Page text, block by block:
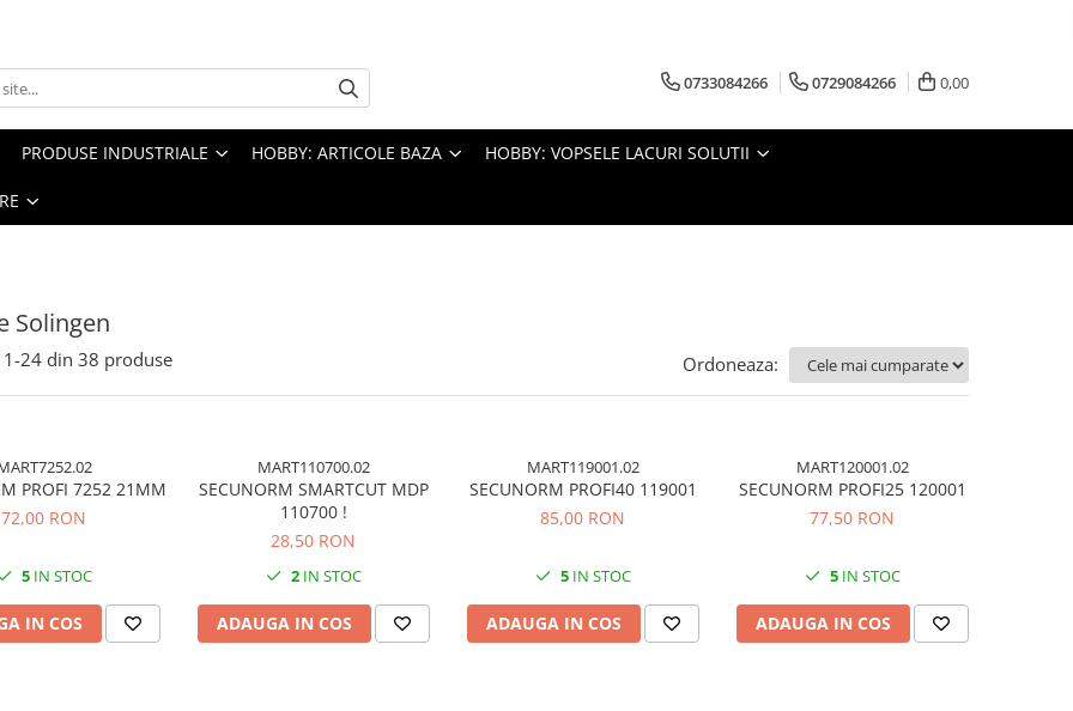
0733084266 0729084266 0,00
PRODUSE INDUSTRIALE HOBBY: ARTICOLE BAZA HOBBY: VOPSELE LACURI SOLUTII
Solingen
1-24 din 38 produse Ordoneaza:
PROFI 7252 21MM
72,00 RON
5IN STOC
IN COS
MART110700.02
SECUNORM SMARTCUT MDP
110700 !
28,50 RON
2IN STOC
ADAUGA IN COS
MART119001.02
SECUNORM PROFI40 119001
85,00 RON
5IN STOC
ADAUGA IN COS
MART120001.02
SECUNORM PROFI25 120001
77,50 RON
5IN STOC
ADAUGA IN COS